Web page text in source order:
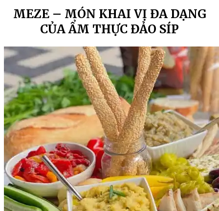
MEZE – MÓN KHAI VỊ ĐA DẠNG
CỦA ẨM THỰC ĐẢO SÍP